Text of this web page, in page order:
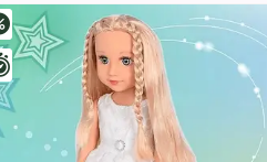
Купити
–1%
Залишилось 4 дні